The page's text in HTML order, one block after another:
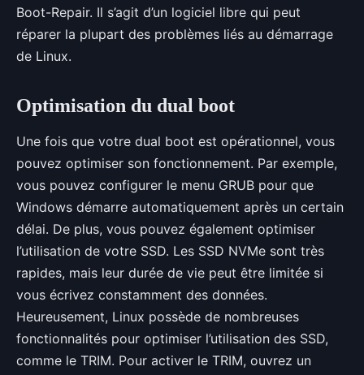
Boot-Repair. Il s’agit d’un logiciel libre qui peut
réparer la plupart des problèmes liés au démarrage
de Linux.
Optimisation du dual boot
Une fois que votre dual boot est opérationnel, vous
pouvez optimiser son fonctionnement. Par exemple,
vous pouvez configurer le menu GRUB pour que
Windows démarre automatiquement après un certain
délai. De plus, vous pouvez également optimiser
l’utilisation de votre SSD. Les SSD NVMe sont très
rapides, mais leur durée de vie peut être limitée si
vous écrivez constamment des données.
Heureusement, Linux possède de nombreuses
fonctionnalités pour optimiser l’utilisation des SSD,
comme le TRIM. Pour activer le TRIM, ouvrez un